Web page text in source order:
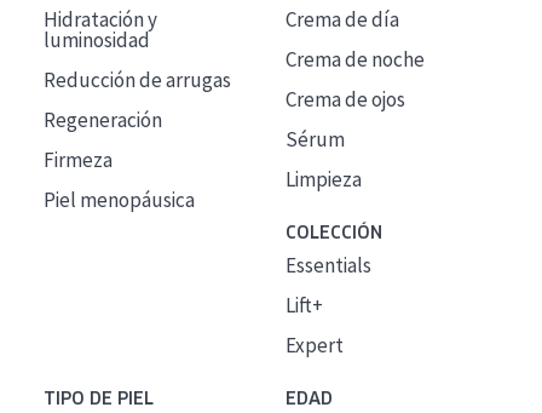
Hidratación y
luminosidad
Reducción de arrugas
Regeneración
Firmeza
Piel menopáusica
Crema de día
Crema de noche
Crema de ojos
Sérum
Limpieza
COLECCIÓN
Essentials
Lift+
Expert
TIPO DE PIEL EDAD